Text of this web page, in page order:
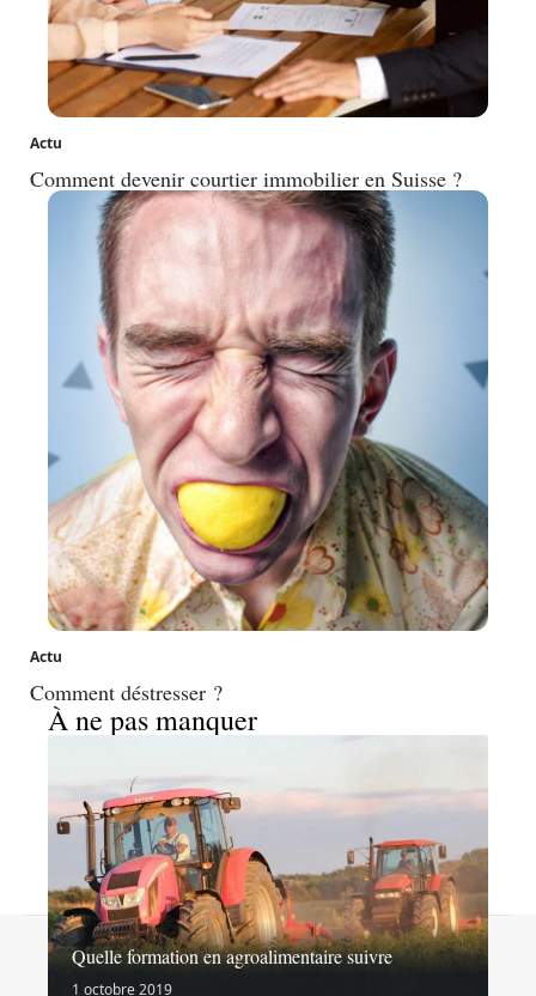
Actu
Comment devenir courtier immobilier en Suisse ?
Actu
Comment déstresser ?
À ne pas manquer
Quelle formation en agroalimentaire suivre
1 octobre 2019
Contact Mentions légales Sitemap